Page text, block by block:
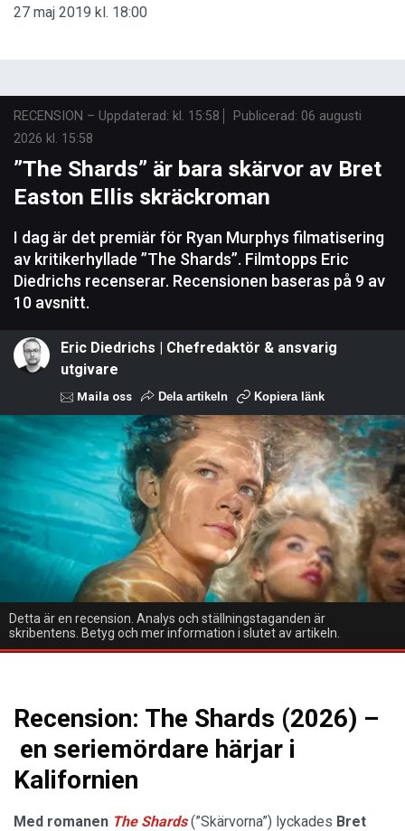
27 maj 2019 kl. 18:00
RECENSION – Uppdaterad: kl. 15:58 Publicerad: 06 augusti
2026 kl. 15:58
”The Shards” är bara skärvor av Bret
Easton Ellis skräckroman
I dag är det premiär för Ryan Murphys filmatisering
av kritikerhyllade ”The Shards”. Filmtopps Eric
Diedrichs recenserar. Recensionen baseras på 9 av
10 avsnitt.
Eric Diedrichs | Chefredaktör & ansvarig
utgivare
Maila oss Dela artikeln Kopiera länk
Detta är en recension. Analys och ställningstaganden är
skribentens. Betyg och mer information i slutet av artikeln.
Recension: The Shards (2026) –
en seriemördare härjar i
Kalifornien
Med romanen The Shards(”Skärvorna”) lyckades Bret